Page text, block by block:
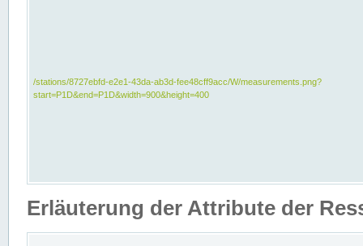
/stations/8727ebfd-e2e1-43da-ab3d-fee48cff9acc/W/measurements.png?
start=P1D&end=P1D&width=900&height=400
Erläuterung der Attribute der